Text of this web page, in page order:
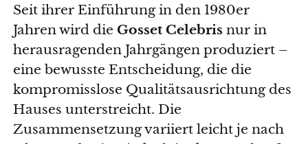
Seit ihrer Einführung in den 1980er
Jahren wird die Gosset Celebrisnur in
herausragenden Jahrgängen produziert –
eine bewusste Entscheidung, die die
kompromisslose Qualitätsausrichtung des
Hauses unterstreicht. Die
Zusammensetzung variiert leicht je nach